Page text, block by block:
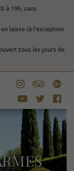
à 19h, sans
laisse (à l'exception
tous les jours de